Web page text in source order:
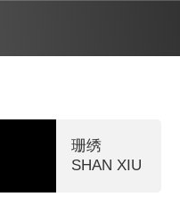
珊绣
SHAN XIU